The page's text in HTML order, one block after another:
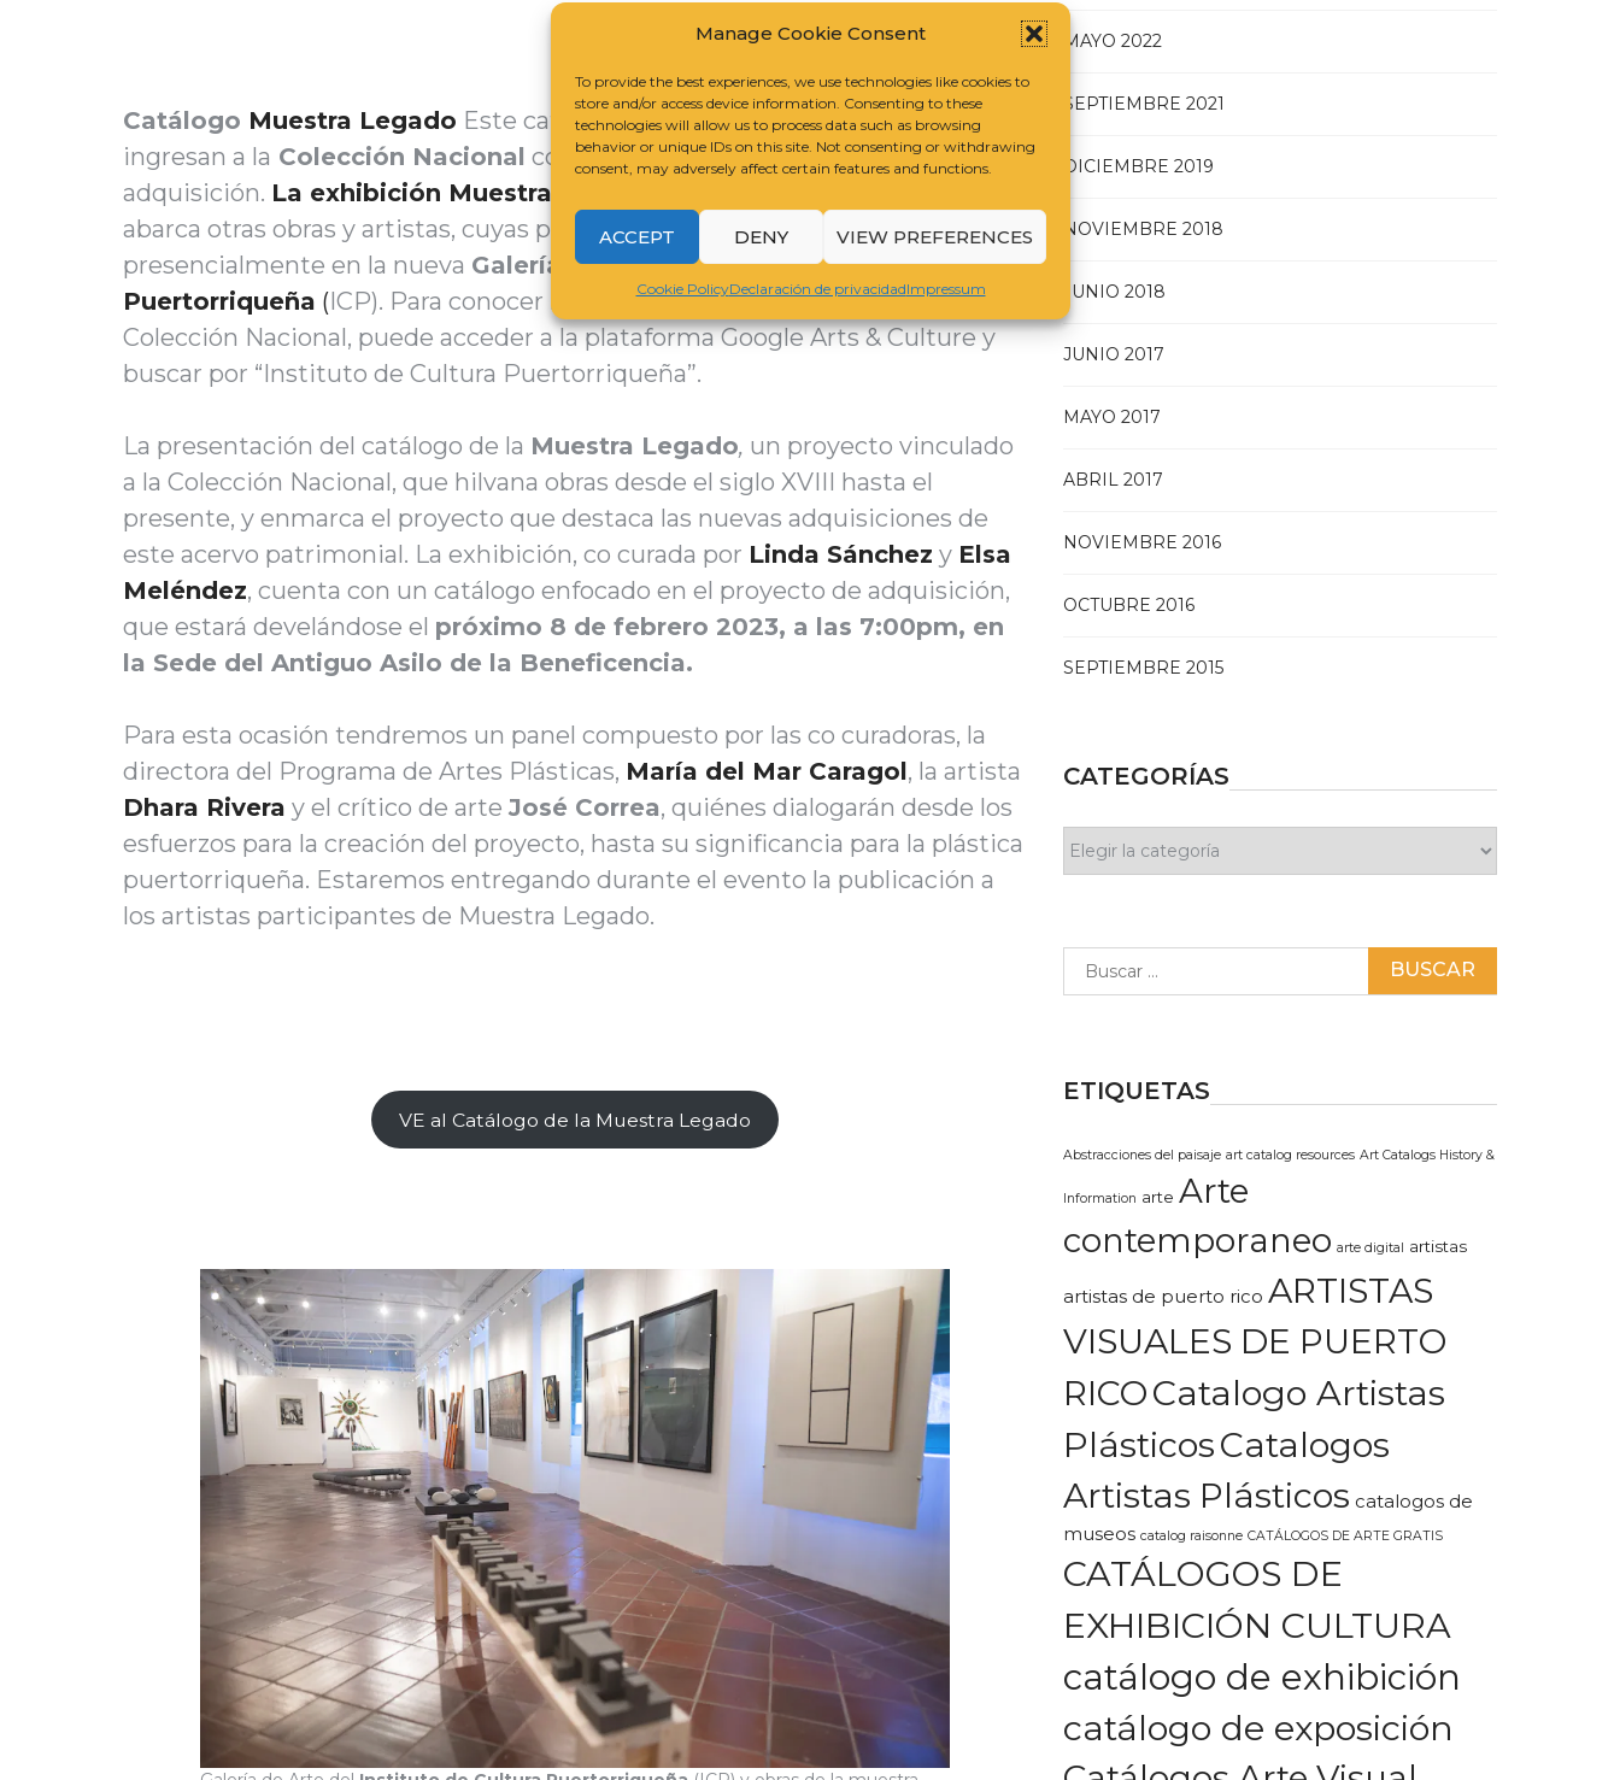
Manage Cookie Consent
To provide the best experiences, we use technologies like cookies to
store and/or access device information. Consenting to these
technologies will allow us to process data such as browsing
behavior or unique IDs on this site. Not consenting or withdrawing
consent, may adversely affect certain features and functions.
ACCEPT DENY VIEW PREFERENCES
Cookie PolicyDeclaración de privacidadImpressum
Catálogo Muestra Legado Este catálogo contempla obras y artistas que
ingresan a la Colección Nacional como parte de un proyecto de
adquisición. La exhibición Muestra Legado
abarca otras obras y artistas, cuyas piezas pueden ser vistas
presencialmente en la nueva Galería de la Sede delInstituto de Cultura
Puertorriqueña (ICP). Para conocer más sobre las obras que conforman la
Colección Nacional, puede acceder a la plataforma Google Arts & Culture y
buscar por “Instituto de Cultura Puertorriqueña”.
La presentación del catálogo de la Muestra Legado, un proyecto vinculado
a la Colección Nacional, que hilvana obras desde el siglo XVIII hasta el
presente, y enmarca el proyecto que destaca las nuevas adquisiciones de
este acervo patrimonial. La exhibición, co curada por Linda Sánchez y Elsa
Meléndez, cuenta con un catálogo enfocado en el proyecto de adquisición,
que estará develándose el próximo 8 de febrero 2023, a las 7:00pm, en
la Sede del Antiguo Asilo de la Beneficencia.
Para esta ocasión tendremos un panel compuesto por las co curadoras, la
directora del Programa de Artes Plásticas, María del Mar Caragol, la artista
Dhara Rivera y el crítico de arte José Correa, quiénes dialogarán desde los
esfuerzos para la creación del proyecto, hasta su significancia para la plástica
puertorriqueña. Estaremos entregando durante el evento la publicación a
los artistas participantes de Muestra Legado.
VE al Catálogo de la Muestra Legado
MAYO 2022
SEPTIEMBRE 2021
DICIEMBRE 2019
NOVIEMBRE 2018
JUNIO 2018
JUNIO 2017
MAYO 2017
ABRIL 2017
NOVIEMBRE 2016
OCTUBRE 2016
SEPTIEMBRE 2015
CATEGORÍAS
ETIQUETAS
Abstracciones del paisaje art catalog resources Art Catalogs History &
Information arte Arte
contemporaneo arte digital artistas
artistas de puerto rico ARTISTAS
VISUALES DE PUERTO
RICOCatalogo Artistas
PlásticosCatalogos
Artistas Plásticos catalogos de
museos catalog raisonne CATÁLOGOS DE ARTE GRATIS
CATÁLOGOS DE
EXHIBICIÓN CULTURA
catálogo de exhibición
catálogo de exposición